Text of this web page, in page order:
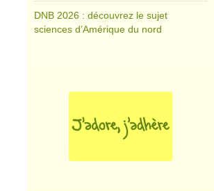
DNB 2026 : découvrez le sujet
sciences d’Amérique du nord